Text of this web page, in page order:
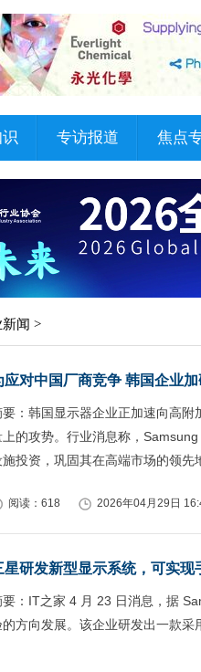
专访报道 焦点
闻 >
应对中国厂商竞争 韩国企业
要：韩国显示器企业正加速向高
上的攻势。行业消息称，
施投资，巩固其在高端市场的领先
阅读：618 2026年04月29日
星研发新型显示系统，可实
要：IT之家 4 月 23 日消息，据
的方向发展。该企业研发出一款